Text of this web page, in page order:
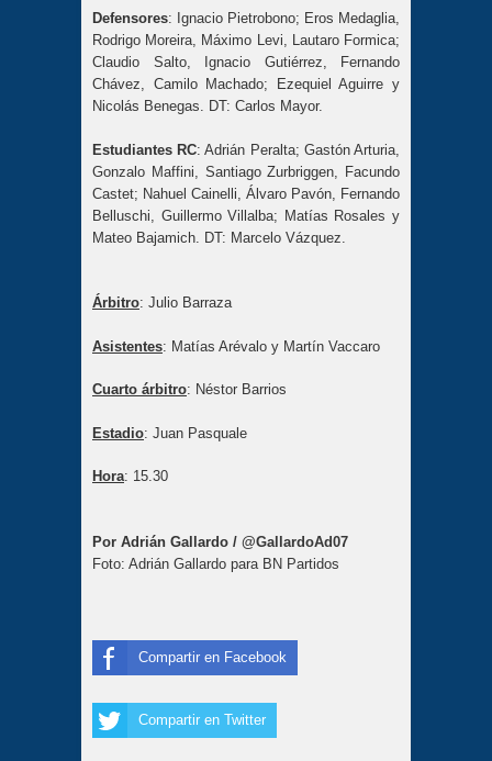
Defensores: Ignacio Pietrobono; Eros Medaglia,
Rodrigo Moreira, Máximo Levi, Lautaro Formica;
Claudio Salto, Ignacio Gutiérrez, Fernando
Chávez, Camilo Machado; Ezequiel Aguirre y
Nicolás Benegas. DT: Carlos Mayor.
Estudiantes RC: Adrián Peralta; Gastón Arturia,
Gonzalo Maffini, Santiago Zurbriggen, Facundo
Castet; Nahuel Cainelli, Álvaro Pavón, Fernando
Belluschi, Guillermo Villalba; Matías Rosales y
Mateo Bajamich. DT: Marcelo Vázquez.
Árbitro: Julio Barraza
Asistentes: Matías Arévalo y Martín Vaccaro
Cuarto árbitro: Néstor Barrios
Estadio: Juan Pasquale
Hora: 15.30
Por Adrián Gallardo / @GallardoAd07
Foto: Adrián Gallardo para BN Partidos
Compartir en Facebook
Compartir en Twitter